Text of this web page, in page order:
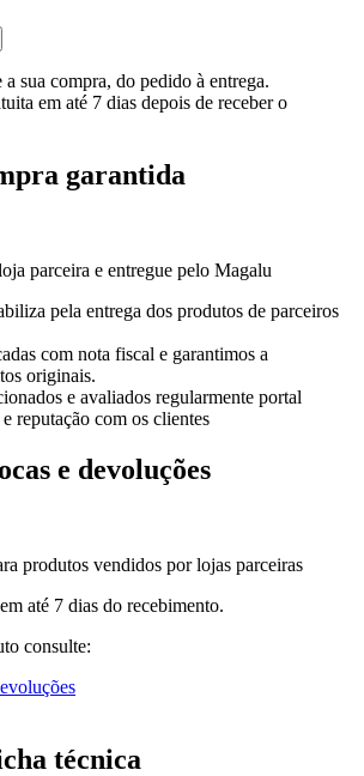
a sua compra, do pedido à entrega.
em até 7 dias depois de receber o
garantida
parceira e entregue pelo Magalu
pela entrega dos produtos de parceiros
com nota fiscal e garantimos a
originais.
e avaliados regularmente portal
reputação com os clientes
e devoluções
produtos vendidos por lojas parceiras
até 7 dias do recebimento.
consulte:
técnica